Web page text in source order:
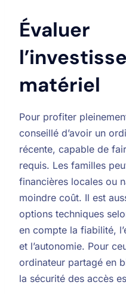
Évaluer
matériel
Pour profiter
conseillé d’avoir un
récente, capable de
requis. Les familles
financières locales ou
moindre coût. Il est
options techniques
en compte la fiabilité,
et l’autonomie. Pour
ordinateur partagé en
la sécurité des accès